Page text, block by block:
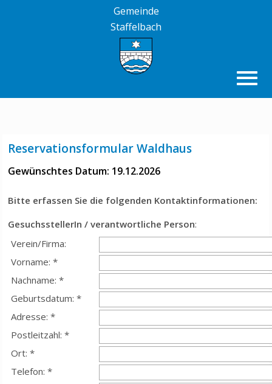
Gemeinde
Staffelbach
Reservationsformular Waldhaus
Gewünschtes Datum: 19.12.2026
Bitte erfassen Sie die folgenden Kontaktinformationen:
GesuchsstellerIn / verantwortliche Person:
Verein/Firma:
Vorname: *
Nachname: *
Geburtsdatum: *
Adresse: *
Postleitzahl: *
Ort: *
Telefon: *